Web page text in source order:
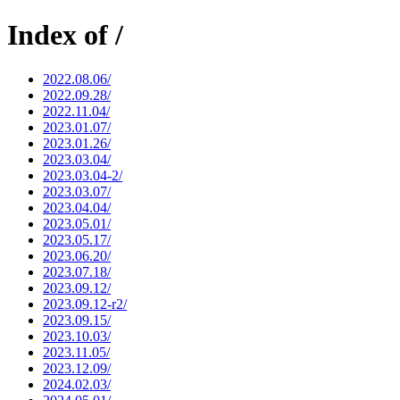
Index of /
2022.08.06/
2022.09.28/
2022.11.04/
2023.01.07/
2023.01.26/
2023.03.04/
2023.03.04-2/
2023.03.07/
2023.04.04/
2023.05.01/
2023.05.17/
2023.06.20/
2023.07.18/
2023.09.12/
2023.09.12-r2/
2023.09.15/
2023.10.03/
2023.11.05/
2023.12.09/
2024.02.03/